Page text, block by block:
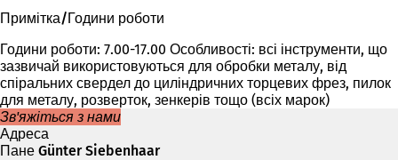
Примітка/Години роботи
Години роботи: 7.00-17.00 Особливості: всі інструменти, що
зазвичай використовуються для обробки металу, від
спіральних свердел до циліндричних торцевих фрез, пилок
для металу, розверток, зенкерів тощо (всіх марок)
Зв'яжіться з нами
Адреса
Пане Günter Siebenhaar